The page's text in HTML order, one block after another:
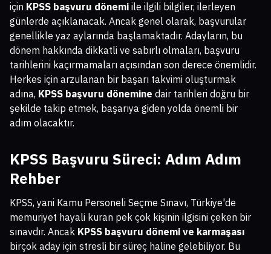
için KPSS başvuru dönemi ile ilgili bilgiler, ilerleyen
günlerde açıklanacak. Ancak genel olarak, başvurular
genellikle yaz aylarında başlamaktadır. Adayların, bu
dönem hakkında dikkatli ve sabırlı olmaları, başvuru
tarihlerini kaçırmamaları açısından son derece önemlidir.
Herkes için arzulanan bir başarı takvimi oluşturmak
adına, KPSS başvuru dönemine dair tarihleri doğru bir
şekilde takip etmek, başarıya giden yolda önemli bir
adım olacaktır.
KPSS Başvuru Süreci: Adım Adım
Rehber
KPSS, yani Kamu Personeli Seçme Sınavı, Türkiye'de
memuriyet hayali kuran pek çok kişinin ilgisini çeken bir
sınavdır. Ancak KPSS başvuru dönemi ve karmaşası
birçok aday için stresli bir süreç haline gelebiliyor. Bu